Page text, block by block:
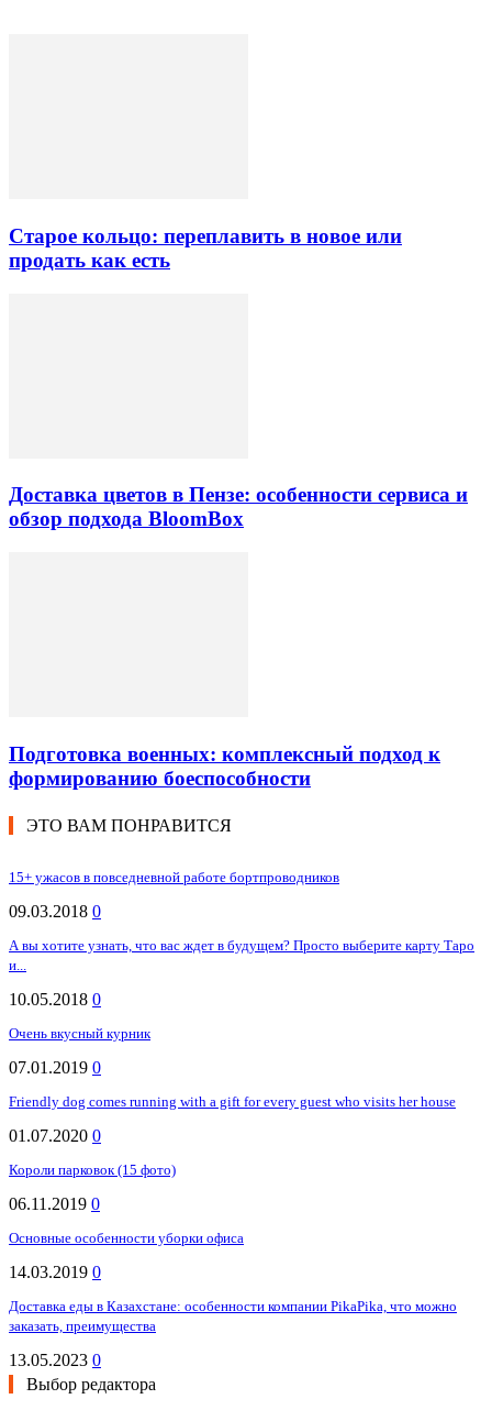
Старое кольцо: переплавить в новое или
продать как есть
Доставка цветов в Пензе: особенности сервиса и
обзор подхода BloomBox
Подготовка военных: комплексный подход к
формированию боеспособности
ЭТО ВАМ ПОНРАВИТСЯ
15+ ужасов в повседневной работе бортпроводников
09.03.2018 0
А вы хотите узнать, что вас ждет в будущем? Просто выберите карту Таро
и...
10.05.2018 0
Очень вкусный курник
07.01.2019 0
Friendly dog comes running with a gift for every guest who visits her house
01.07.2020 0
Короли парковок (15 фото)
06.11.2019 0
Основные особенности уборки офиса
14.03.2019 0
Доставка еды в Казахстане: особенности компании PikaPika, что можно
заказать, преимущества
13.05.2023 0
Выбор редактора